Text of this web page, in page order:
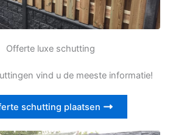
Offerte luxe schutting
vind u de meeste informatie!
schutting plaatsen